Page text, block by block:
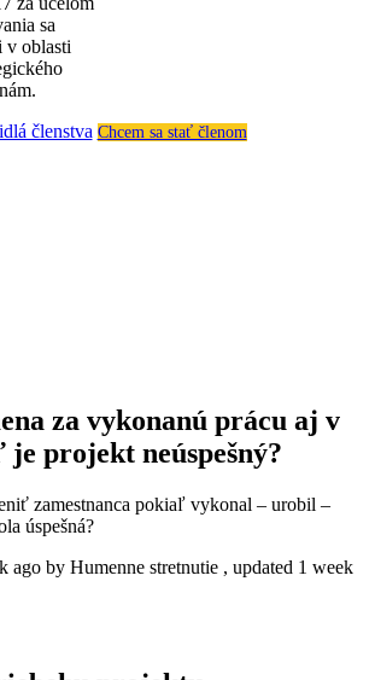
sa
v oblasti
členstva Chcem sa stať členom
za vykonanú prácu aj v
projekt neúspešný?
zamestnanca pokiaľ vykonal – urobil –
úspešná?
ago by Humenne stretnutie , updated 1 week